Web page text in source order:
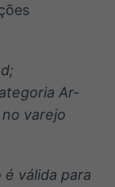
Ar-
varejo
válida para